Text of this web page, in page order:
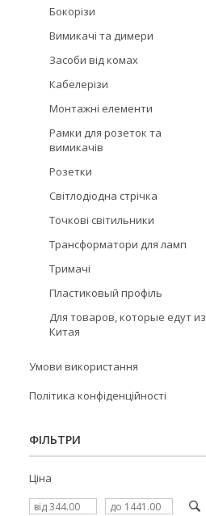
Бокорізи
Вимикачі та димери
Засоби від комах
Кабелерізи
Монтажні елементи
Рамки для розеток та
вимикачів
Розетки
Світлодіодна стрічка
Точкові світильники
Трансформатори для ламп
Тримачі
Пластиковый профіль
Для товаров, которые едут из
Китая
Умови використання
Політика конфіденційності
ФІЛЬТРИ
Ціна